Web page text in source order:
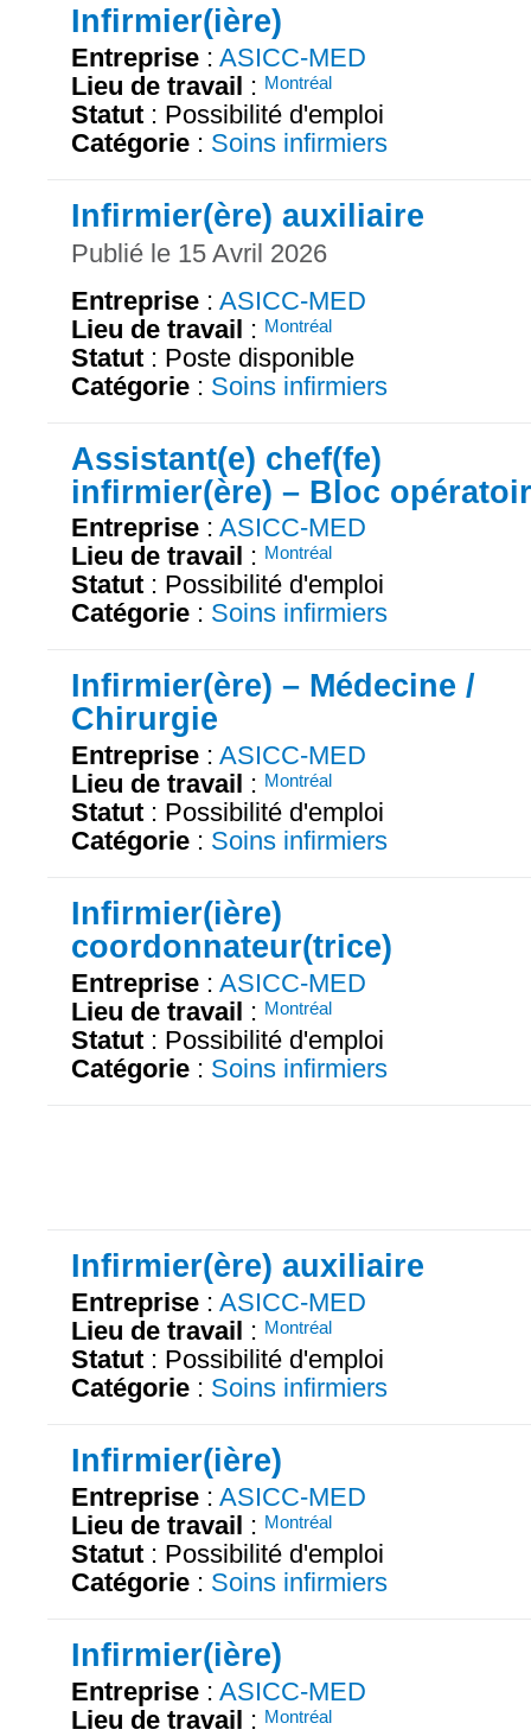
Infirmier(ière)
Entreprise : ASICC-MED
Lieu de travail : Montréal
Statut : Possibilité d'emploi
Catégorie : Soins infirmiers
Infirmier(ère) auxiliaire
Publié le 15 Avril 2026
Entreprise : ASICC-MED
Lieu de travail : Montréal
Statut : Poste disponible
Catégorie : Soins infirmiers
Assistant(e) chef(fe)
infirmier(ère) – Bloc
Entreprise : ASICC-MED
Lieu de travail : Montréal
Statut : Possibilité d'emploi
Catégorie : Soins infirmiers
Infirmier(ère) – Médecine /
Chirurgie
Entreprise : ASICC-MED
Lieu de travail : Montréal
Statut : Possibilité d'emploi
Catégorie : Soins infirmiers
Infirmier(ière)
coordonnateur(trice)
Entreprise : ASICC-MED
Lieu de travail : Montréal
Statut : Possibilité d'emploi
Catégorie : Soins infirmiers
Infirmier(ère) auxiliaire
Entreprise : ASICC-MED
Lieu de travail : Montréal
Statut : Possibilité d'emploi
Catégorie : Soins infirmiers
Infirmier(ière)
Entreprise : ASICC-MED
Lieu de travail : Montréal
Statut : Possibilité d'emploi
Catégorie : Soins infirmiers
Infirmier(ière)
Entreprise : ASICC-MED
Lieu de travail : Montréal